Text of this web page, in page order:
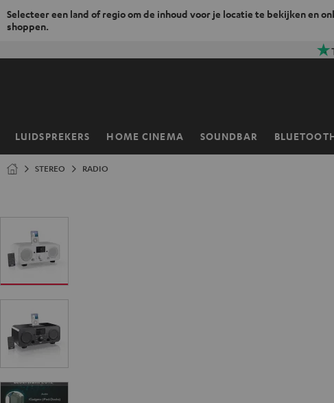
Selecteer een land of regio om de inhoud voor je locatie te bekijken en
shoppen.
LUIDSPREKERS HOME CINEMA SOUNDBAR
Home
STEREO RADIO